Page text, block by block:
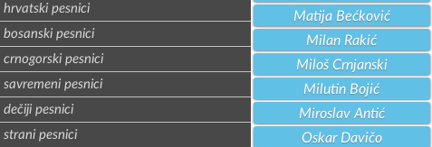
hrvatski pesnici
bosanski pesnici
crnogorski pesnici
savremeni pesnici
dečiji pesnici
strani pesnici
Matija Bećković
Milan Rakić
Miloš Crnjanski
Milutin Bojić
Miroslav Antić
Oskar Davičo